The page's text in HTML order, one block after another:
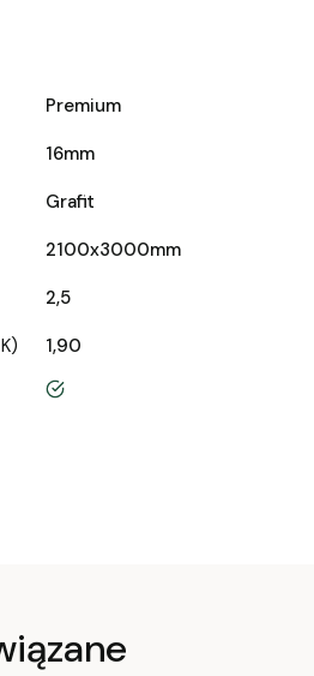
Premium
16mm
Grafit
2100x3000mm
2,5
1,90
tak